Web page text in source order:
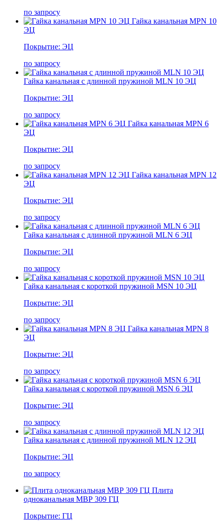
по запросу
Гайка канальная MPN 10
ЭЦ
Покрытие: ЭЦ
по запросу
Гайка канальная с длинной пружиной MLN 10 ЭЦ
Покрытие: ЭЦ
по запросу
Гайка канальная MPN 6
ЭЦ
Покрытие: ЭЦ
по запросу
Гайка канальная MPN 12
ЭЦ
Покрытие: ЭЦ
по запросу
Гайка канальная с длинной пружиной MLN 6 ЭЦ
Покрытие: ЭЦ
по запросу
Гайка канальная с короткой пружиной MSN 10 ЭЦ
Покрытие: ЭЦ
по запросу
Гайка канальная MPN 8
ЭЦ
Покрытие: ЭЦ
по запросу
Гайка канальная с короткой пружиной MSN 6 ЭЦ
Покрытие: ЭЦ
по запросу
Гайка канальная с длинной пружиной MLN 12 ЭЦ
Покрытие: ЭЦ
по запросу
Плита
одноканальная МВР 309 ГЦ
Покрытие: ГЦ